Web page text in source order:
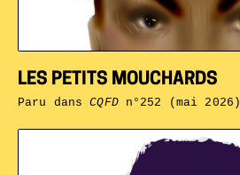
LES PETITS MOUCHARDS
Paru dansCQFDn°252 (mai 2026)